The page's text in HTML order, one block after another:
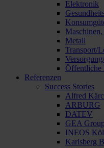
Elektronik
Metall
Transport/
Öffentliche
Referenzen
Success Stories
Alfred
ARBURG
DATEV
GEA Group
INEOS
Karlsberg